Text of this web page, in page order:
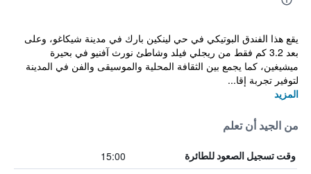
يقع هذا الفندق البوتيكي في حي لينكين بارك في مدينة شيكاغو، وعلى
بعد 3.2 كم فقط من ريجلي فيلد وشاطئ نورث آفنيو في بحيرة
ميشيغين، كما يجمع بين الثقافة المحلية والموسيقى والفن في المدينة
لتوفير تجربة إقا...
المزيد
من الجيد أن تعلم
وقت تسجيل الصعود للطائرة 15:00